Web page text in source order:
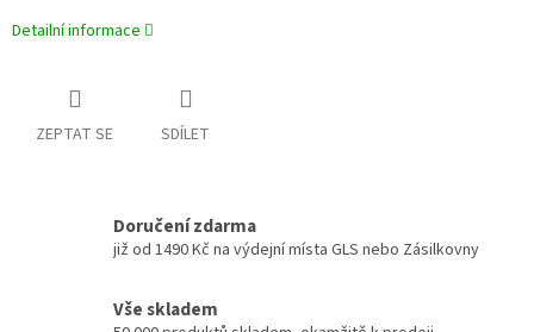
Detailní informace
ZEPTAT SE SDÍLET
Doručení zdarma
již od 1490 Kč na výdejní místa GLS nebo Zásilkovny
Vše skladem